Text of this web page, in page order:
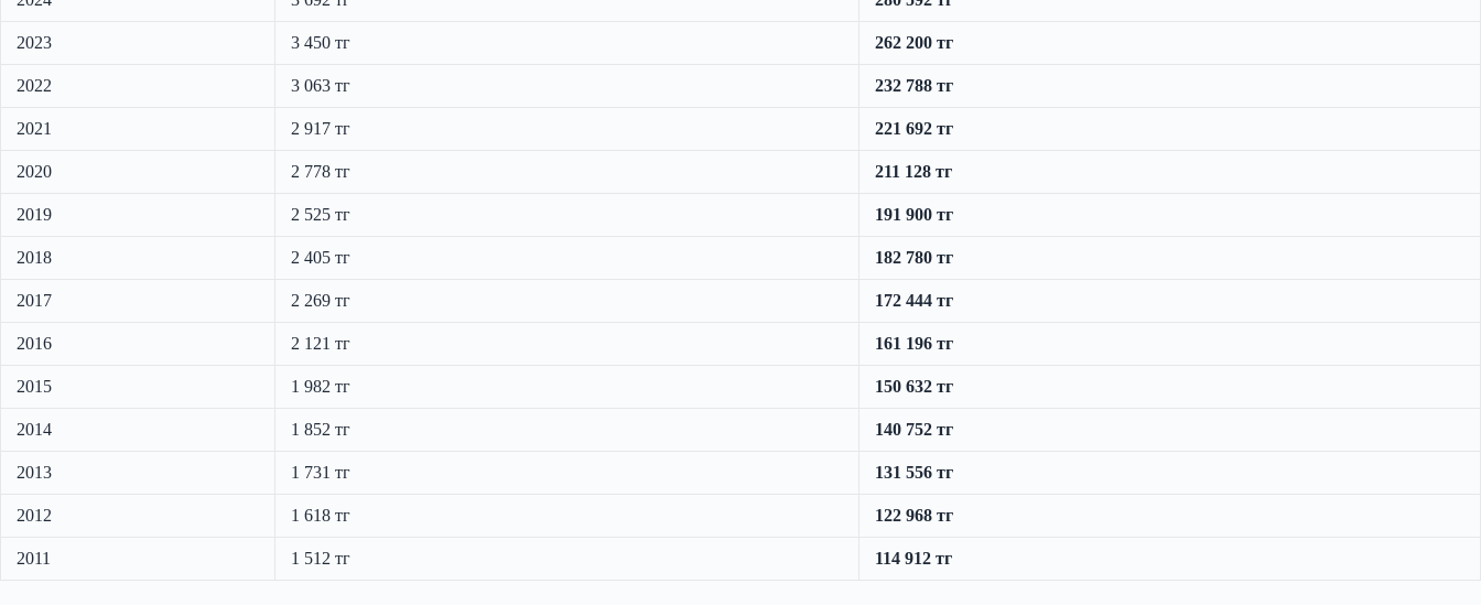
2023 3 450 тг 262 200 тг
2022 3 063 тг 232 788 тг
2021 2 917 тг 221 692 тг
2020 2 778 тг 211 128 тг
2019 2 525 тг 191 900 тг
2018 2 405 тг 182 780 тг
2017 2 269 тг 172 444 тг
2016 2 121 тг 161 196 тг
2015 1 982 тг 150 632 тг
2014 1 852 тг 140 752 тг
2013 1 731 тг 131 556 тг
2012 1 618 тг 122 968 тг
2011 1 512 тг 114 912 тг